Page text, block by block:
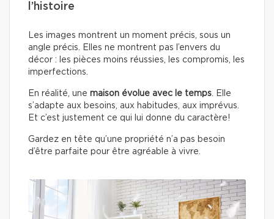
l’histoire
Les images montrent un moment précis, sous un
angle précis. Elles ne montrent pas l’envers du
décor : les pièces moins réussies, les compromis, les
imperfections.
En réalité, une maison évolue avec le temps . Elle
s’adapte aux besoins, aux habitudes, aux imprévus.
Et c’est justement ce qui lui donne du caractère!
Gardez en tête qu’une propriété n’a pas besoin
d’être parfaite pour être agréable à vivre.